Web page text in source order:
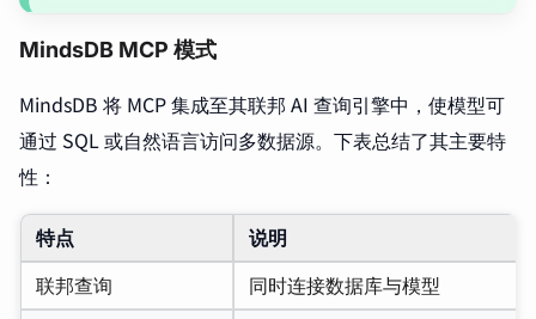
MindsDB MCP 模式
MindsDB 将 MCP 集成至其联邦 AI 查询引擎中，使模型可
通过 SQL 或自然语言访问多数据源。下表总结了其主要特
性：
特点
说明
联邦查询
同时连接数据库与模型